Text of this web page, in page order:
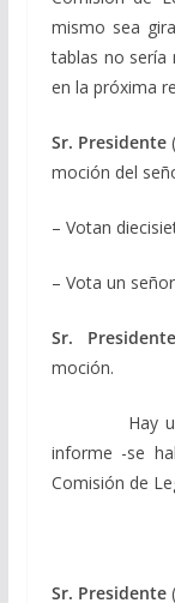
mismo sea
tablas no sería
en la próxima
Sr. Presidente
moción del
– Votan
– Vota un
Sr. Presidente
moción.
Hay una
informe -se
Comisión de
Sr. Presidente